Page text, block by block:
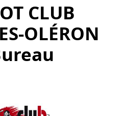
CLUB
OLÉRON